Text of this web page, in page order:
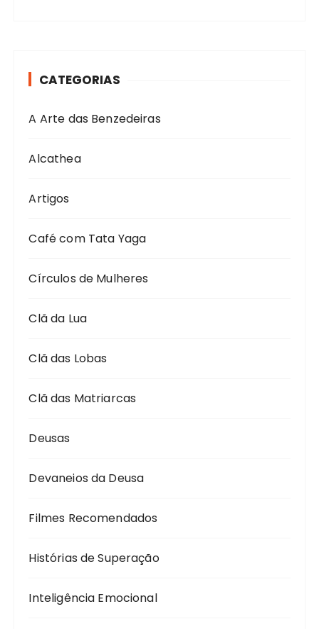
CATEGORIAS
A Arte das Benzedeiras
Alcathea
Artigos
Café com Tata Yaga
Círculos de Mulheres
Clã da Lua
Clã das Lobas
Clã das Matriarcas
Deusas
Devaneios da Deusa
Filmes Recomendados
Histórias de Superação
Inteligência Emocional